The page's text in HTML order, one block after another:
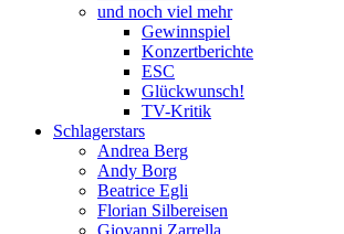
und noch viel mehr
Gewinnspiel
Konzertberichte
ESC
Glückwunsch!
TV-Kritik
Schlagerstars
Andrea Berg
Andy Borg
Beatrice Egli
Florian Silbereisen
Giovanni Zarrella